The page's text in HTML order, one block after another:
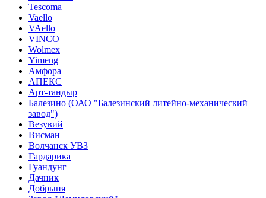
Tescoma
Vaello
VAello
VINCO
Wolmex
Yimeng
Амфора
АПЕКС
Арт-тандыр
Балезино (ОАО "Балезинский литейно-механический
завод")
Везувий
Висман
Волчанск УВЗ
Гардарика
Гуандунг
Дачник
Добрыня